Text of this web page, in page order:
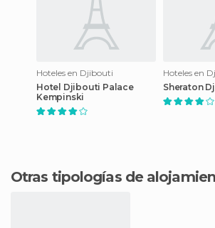
Hoteles en Djibouti
Hotel Djibouti Palace
Kempinski
Hoteles en
Sheraton
Otras tipologías de